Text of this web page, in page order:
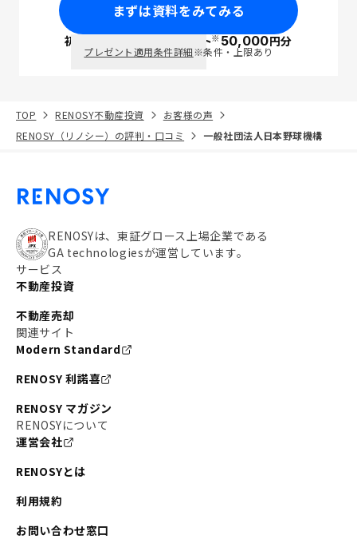
まずは資料をみてみる
初回面談で ポイント※50,000円分
プレゼント適用条件詳細※条件・上限あり
TOP RENOSY不動産投資
お客様の声
RENOSY（リノシー）の評判・口コミ
一般社団法人日本野球機構
RENOSYは、東証グロース上場企業である
GA technologiesが運営しています。
サービス
不動産投資
不動産売却
関連サイト
Modern Standard
RENOSY 利諾喜
RENOSY マガジン
RENOSYについて
運営会社
RENOSYとは
利用規約
お問い合わせ窓口